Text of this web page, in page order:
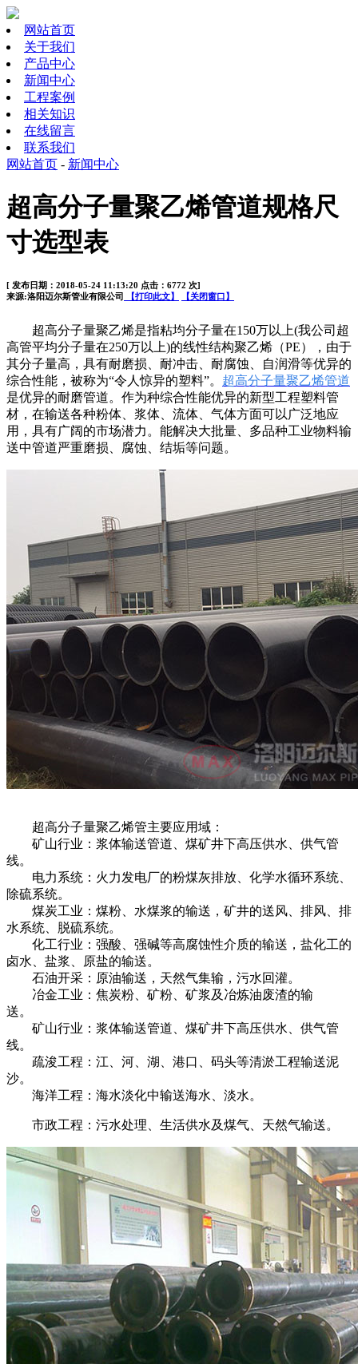
网站首页
关于我们
产品中心
新闻中心
工程案例
相关知识
在线留言
联系我们
网站首页 - 新闻中心
超高分子量聚乙烯管道规格尺
寸选型表
[ 发布日期：2018-05-24 11:13:20 点击：6772 次]
来源:洛阳迈尔斯管业有限公司
【打印此文】 【关闭窗口】
超高分子量聚乙烯是指粘均分子量在150万以上(我公司超
高管平均分子量在250万以上)的线性结构聚乙烯（PE），由于
其分子量高，具有耐磨损、耐冲击、耐腐蚀、自润滑等优异的
综合性能，被称为“令人惊异的塑料”。 超高分子量聚乙烯管道
是优异的耐磨管道。作为种综合性能优异的新型工程塑料管
材，在输送各种粉体、浆体、流体、气体方面可以广泛地应
用，具有广阔的市场潜力。能解决大批量、多品种工业物料输
送中管道严重磨损、腐蚀、结垢等问题。
超高分子量聚乙烯管主要应用域：
矿山行业：浆体输送管道、煤矿井下高压供水、供气管
线。
电力系统：火力发电厂的粉煤灰排放、化学水循环系统、
除硫系统。
煤炭工业：煤粉、水煤浆的输送，矿井的送风、排风、排
水系统、脱硫系统。
化工行业：强酸、强碱等高腐蚀性介质的输送，盐化工的
卤水、盐浆、原盐的输送。
石油开采：原油输送，天然气集输，污水回灌。
冶金工业：焦炭粉、矿粉、矿浆及冶炼油废渣的输
送。
矿山行业：浆体输送管道、煤矿井下高压供水、供气管
线。
疏浚工程：江、河、湖、港口、码头等清淤工程输送泥
沙。
海洋工程：海水淡化中输送海水、淡水。
市政工程：污水处理、生活供水及煤气、天然气输送。